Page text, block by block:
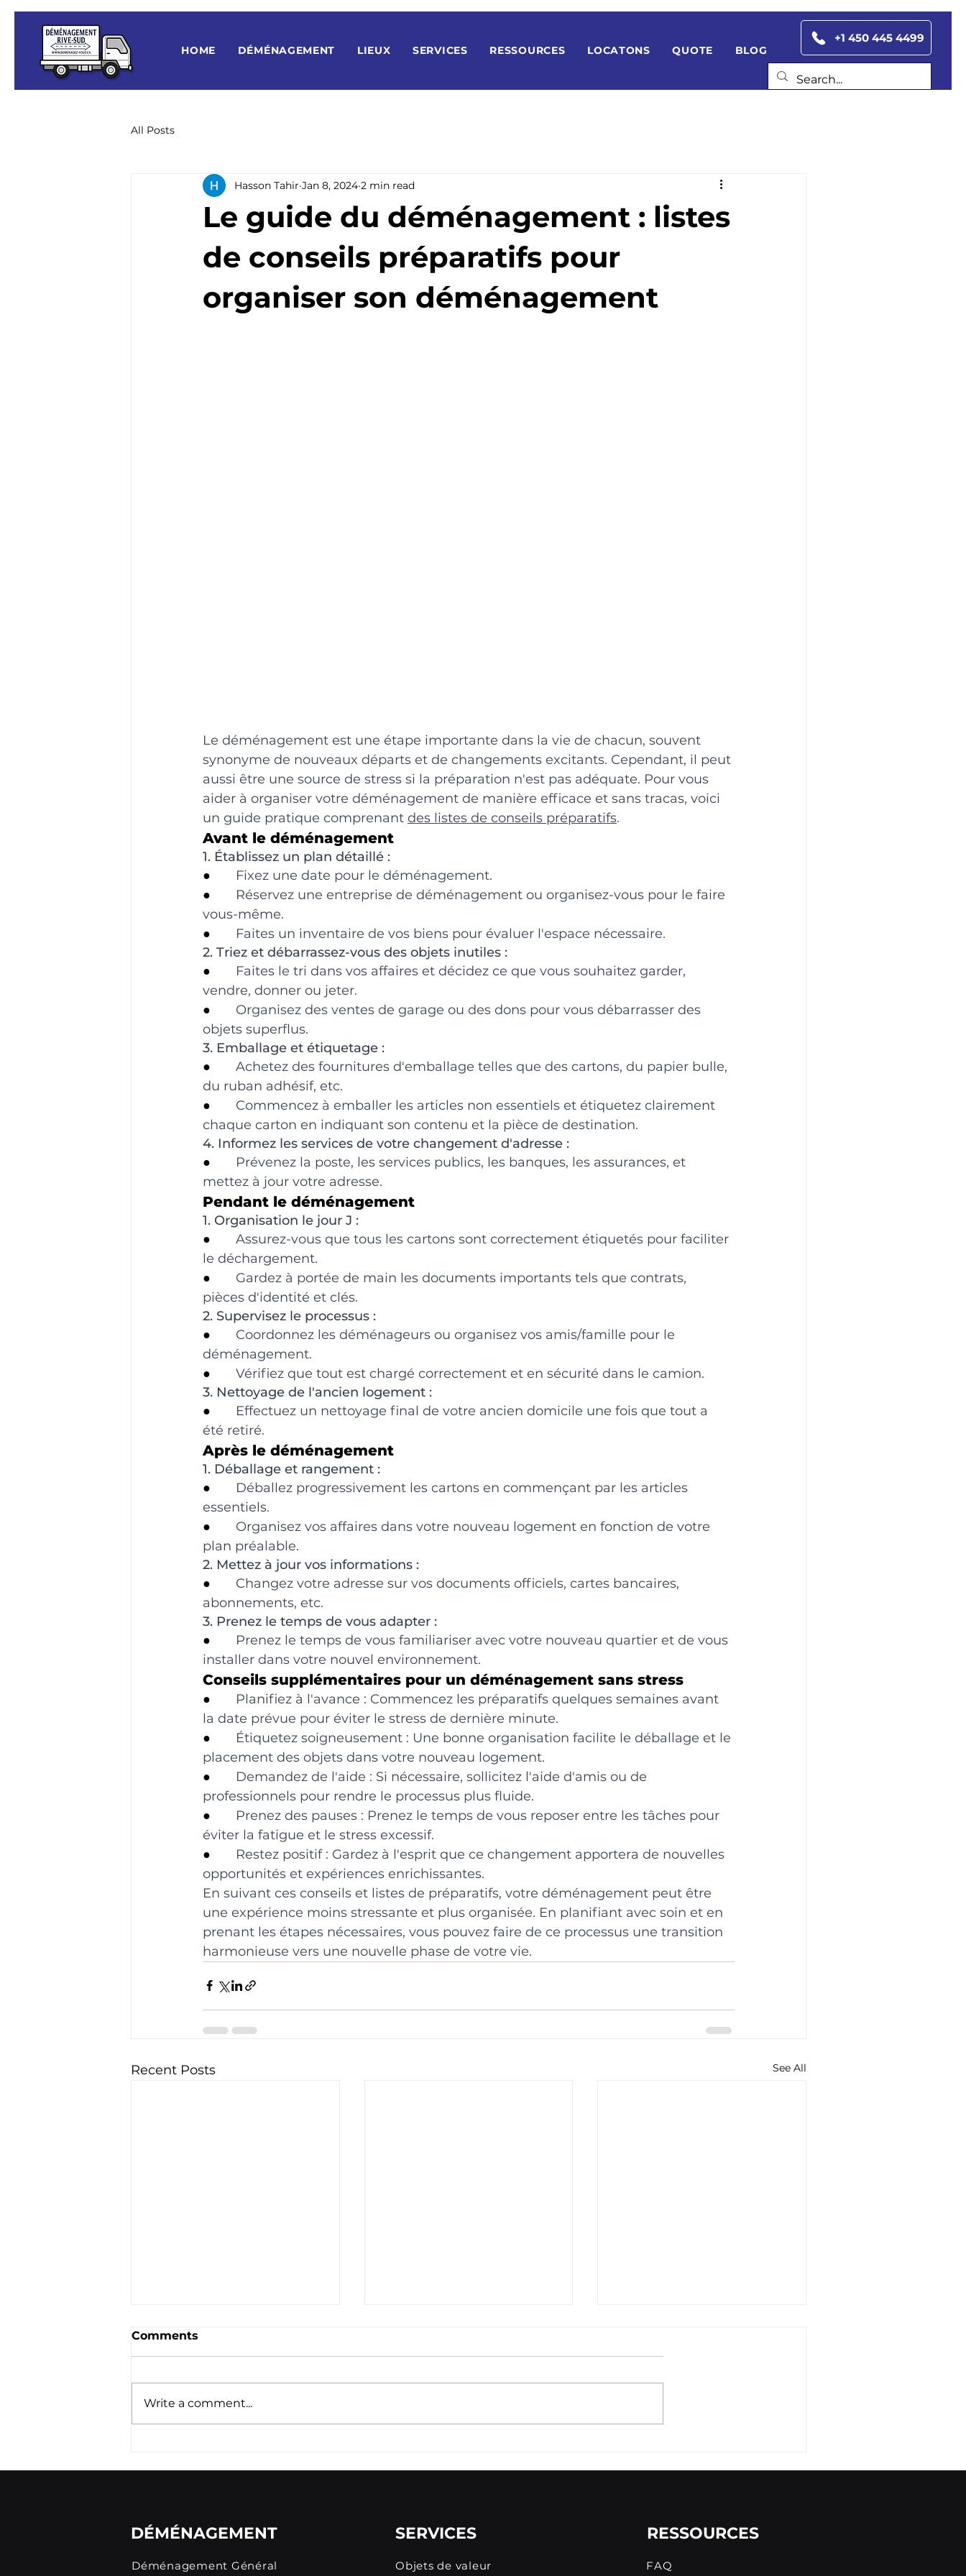
HOME DÉMÉNAGEMENT LIEUX SERVICES RESSOURCES LOCATONS QUOTE BLOG
+1 450 445 4499
All Posts
Le guide du déménagement : listes
de conseils préparatifs pour
organiser son déménagement
Hasson Tahir Jan 8, 2024 2 min read
Le déménagement est une étape importante dans la vie de chacun, souvent
synonyme de nouveaux départs et de changements excitants. Cependant, il peut
aussi être une source de stress si la préparation n'est pas adéquate. Pour vous
aider à organiser votre déménagement de manière efficace et sans tracas, voici
un guide pratique comprenant des listes de conseils préparatifs.
Avant le déménagement
1. Établissez un plan détaillé :
● Fixez une date pour le déménagement.
● Réservez une entreprise de déménagement ou organisez-vous pour le faire
vous-même.
● Faites un inventaire de vos biens pour évaluer l'espace nécessaire.
2. Triez et débarrassez-vous des objets inutiles :
● Faites le tri dans vos affaires et décidez ce que vous souhaitez garder,
vendre, donner ou jeter.
● Organisez des ventes de garage ou des dons pour vous débarrasser des
objets superflus.
3. Emballage et étiquetage :
● Achetez des fournitures d'emballage telles que des cartons, du papier bulle,
du ruban adhésif, etc.
● Commencez à emballer les articles non essentiels et étiquetez clairement
chaque carton en indiquant son contenu et la pièce de destination.
4. Informez les services de votre changement d'adresse :
● Prévenez la poste, les services publics, les banques, les assurances, et
mettez à jour votre adresse.
Pendant le déménagement
1. Organisation le jour J :
● Assurez-vous que tous les cartons sont correctement étiquetés pour faciliter
le déchargement.
● Gardez à portée de main les documents importants tels que contrats,
pièces d'identité et clés.
2. Supervisez le processus :
● Coordonnez les déménageurs ou organisez vos amis/famille pour le
déménagement.
● Vérifiez que tout est chargé correctement et en sécurité dans le camion.
3. Nettoyage de l'ancien logement :
● Effectuez un nettoyage final de votre ancien domicile une fois que tout a
été retiré.
Après le déménagement
1. Déballage et rangement :
● Déballez progressivement les cartons en commençant par les articles
essentiels.
● Organisez vos affaires dans votre nouveau logement en fonction de votre
plan préalable.
2. Mettez à jour vos informations :
● Changez votre adresse sur vos documents officiels, cartes bancaires,
abonnements, etc.
3. Prenez le temps de vous adapter :
● Prenez le temps de vous familiariser avec votre nouveau quartier et de vous
installer dans votre nouvel environnement.
Conseils supplémentaires pour un déménagement sans stress
● Planifiez à l'avance : Commencez les préparatifs quelques semaines avant
la date prévue pour éviter le stress de dernière minute.
● Étiquetez soigneusement : Une bonne organisation facilite le déballage et le
placement des objets dans votre nouveau logement.
● Demandez de l'aide : Si nécessaire, sollicitez l'aide d'amis ou de
professionnels pour rendre le processus plus fluide.
● Prenez des pauses : Prenez le temps de vous reposer entre les tâches pour
éviter la fatigue et le stress excessif.
● Restez positif : Gardez à l'esprit que ce changement apportera de nouvelles
opportunités et expériences enrichissantes.
En suivant ces conseils et listes de préparatifs, votre déménagement peut être
une expérience moins stressante et plus organisée. En planifiant avec soin et en
prenant les étapes nécessaires, vous pouvez faire de ce processus une transition
harmonieuse vers une nouvelle phase de votre vie.
Recent Posts See All
Comments
Write a comment...
DÉMÉNAGEMENT
Déménagement Général
SERVICES
Objets de valeur
RESSOURCES
FAQ